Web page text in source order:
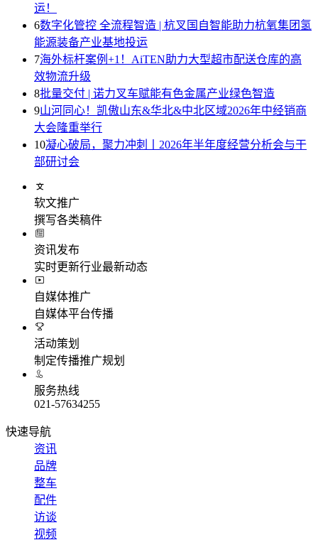
运！
6数字化管控 全流程智造 | 杭叉国自智能助力杭氧集团氢
能源装备产业基地投运
7海外标杆案例+1！AiTEN助力大型超市配送仓库的高
效物流升级
8批量交付 | 诺力叉车赋能有色金属产业绿色智造
9山河同心！凯傲山东&华北&中北区域2026年中经销商
大会隆重举行
10凝心破局，聚力冲刺丨2026年半年度经营分析会与干
部研讨会
软文推广
撰写各类稿件
资讯发布
实时更新行业最新动态
自媒体推广
自媒体平台传播
活动策划
制定传播推广规划
服务热线
021-57634255
快速导航
资讯
品牌
整车
配件
访谈
视频